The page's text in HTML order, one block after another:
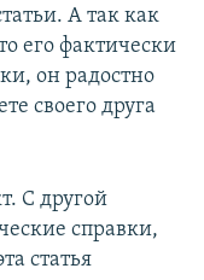
А так как
его фактически
он радостно
своего друга
С другой
справки,
статья